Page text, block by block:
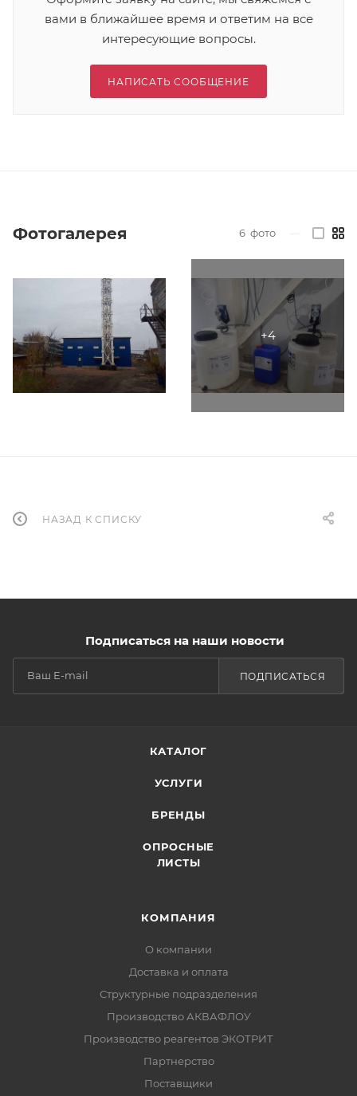
вами в ближайшее время и ответим на все
интересующие вопросы.
НАПИСАТЬ СООБЩЕНИЕ
Фотогалерея 6 фото
НАЗАД К СПИСКУ
Подписаться на наши новости
ПОДПИСАТЬСЯ
КАТАЛОГ
УСЛУГИ
БРЕНДЫ
ОПРОСНЫЕ
ЛИСТЫ
КОМПАНИЯ
О компании
Доставка и оплата
Структурные подразделения
Производство АКВАФЛОУ
Производство реагентов ЭКОТРИТ
Партнерство
Поставщики